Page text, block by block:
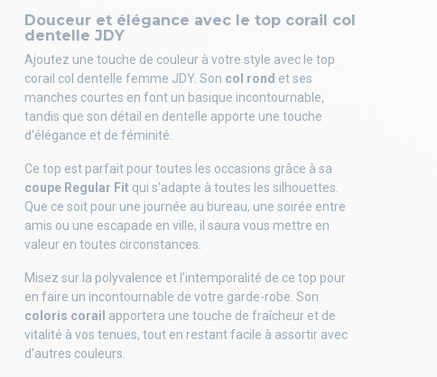
Douceur et élégance avec le top corail col
dentelle JDY
Ajoutez une touche de couleur à votre style avec le top
corail col dentelle femme JDY. Son col rond et ses
manches courtes en font un basique incontournable,
tandis que son détail en dentelle apporte une touche
d'élégance et de féminité.
Ce top est parfait pour toutes les occasions grâce à sa
coupe Regular Fit qui s'adapte à toutes les silhouettes.
Que ce soit pour une journée au bureau, une soirée entre
amis ou une escapade en ville, il saura vous mettre en
valeur en toutes circonstances.
Misez sur la polyvalence et l'intemporalité de ce top pour
en faire un incontournable de votre garde-robe. Son
coloris corail apportera une touche de fraîcheur et de
vitalité à vos tenues, tout en restant facile à assortir avec
d'autres couleurs.